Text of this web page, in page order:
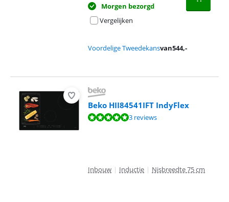
Morgen bezorgd
Vergelijken
Voordelige Tweedekansvan544,-
Beko HII84541IFT IndyFlex
Beoordeling is 9,7 van de 10, gebaseerd op 3 reviews.
3 reviews
Inbouw | Inductie | Nisbreedte 75 cm